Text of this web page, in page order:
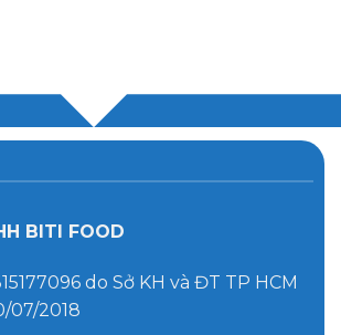
BITI FOOD
do Sở KH và ĐT TP HCM
07/2018